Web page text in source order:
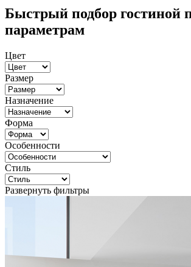
Быстрый подбор гостиной
параметрам
Цвет
Размер
Назначение
Форма
Особенности
Стиль
Развернуть фильтры